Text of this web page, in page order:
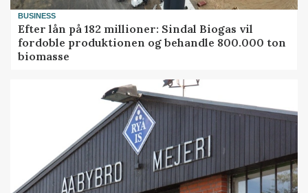
BUSINESS
Efter lån på 182 millioner: Sindal Biogas vil
fordoble produktionen og behandle 800.000 ton
biomasse